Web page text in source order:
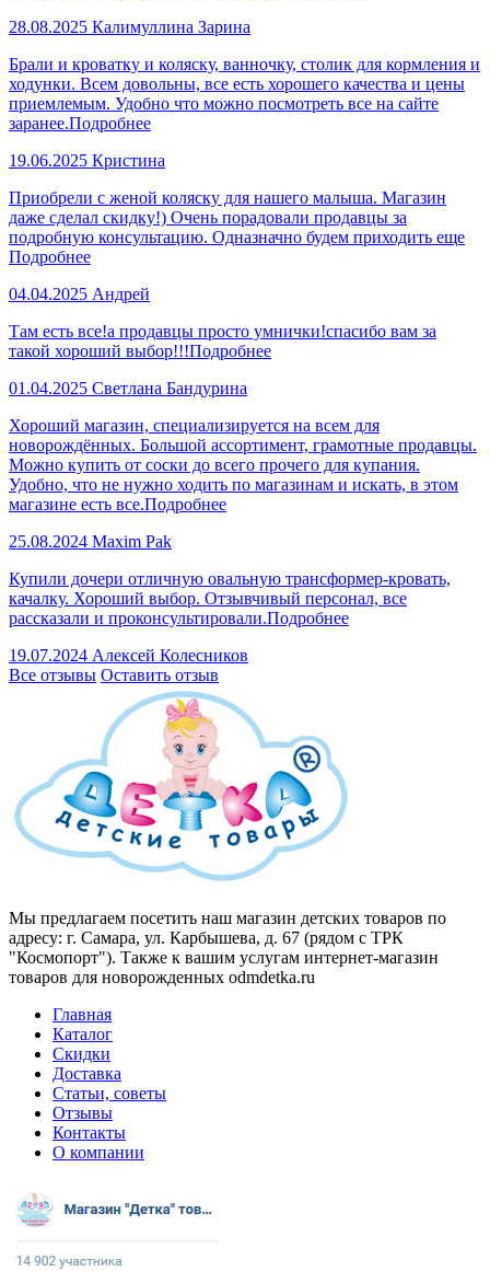
28.08.2025 Калимуллина Зарина
Брали и кроватку и коляску, ванночку, столик для кормления и
ходунки. Всем довольны, все есть хорошего качества и цены
приемлемым. Удобно что можно посмотреть все на сайте
заранее.Подробнее
19.06.2025 Кристина
Приобрели с женой коляску для нашего малыша. Магазин
даже сделал скидку!) Очень порадовали продавцы за
подробную консультацию. Одназначно будем приходить еще
Подробнее
04.04.2025 Андрей
Там есть все!а продавцы просто умнички!спасибо вам за
такой хороший выбор!!!Подробнее
01.04.2025 Светлана Бандурина
Хороший магазин, специализируется на всем для
новорождённых. Большой ассортимент, грамотные продавцы.
Можно купить от соски до всего прочего для купания.
Удобно, что не нужно ходить по магазинам и искать, в этом
магазине есть все.Подробнее
25.08.2024 Maxim Pak
Купили дочери отличную овальную трансформер-кровать,
качалку. Хороший выбор. Отзывчивый персонал, все
рассказали и проконсультировали.Подробнее
19.07.2024 Алексей Колесников
Все отзывы Оставить отзыв
Мы предлагаем посетить наш магазин детских товаров по
адресу: г. Самара, ул. Карбышева, д. 67 (рядом с ТРК
"Космопорт"). Также к вашим услугам интернет-магазин
товаров для новорожденных odmdetka.ru
Главная
Каталог
Скидки
Доставка
Статьи, советы
Отзывы
Контакты
О компании